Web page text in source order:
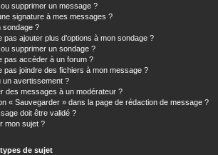
supprimer un message ?
signature à mes messages ?
sondage ?
pas ajouter plus d’options à mon sondage ?
supprimer un sondage ?
pas accéder à un forum ?
pas joindre des fichiers à mon message ?
un avertissement ?
des messages à un modérateur ?
« Sauvegarder » dans la page de rédaction de message ?
doit être validé ?
mon sujet ?
de sujet